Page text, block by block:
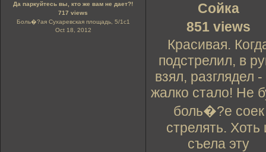
Да паркуйтесь вы, кто же вам не дает?!
717 views
Боль�?ая Сухаревская площадь, 5/1с1
Oct 18, 2012
Сойка
851 views
Красивая.
подстрелил, в
взял, разглядел
жалко стало! Не
боль�?е соек
стрелять. Хоть
съела эту